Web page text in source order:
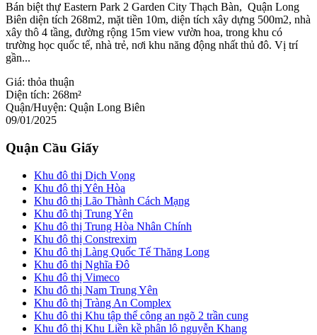
Bán biệt thự Eastern Park 2 Garden City Thạch Bàn, Quận Long
Biên diện tích 268m2, mặt tiền 10m, diện tích xây dựng 500m2, nhà
xây thô 4 tầng, đường rộng 15m view vườn hoa, trong khu có
trường học quốc tế, nhà trẻ, nơi khu năng động nhất thủ đô. Vị trí
gần...
Giá: thỏa thuận
Diện tích: 268m²
Quận/Huyện: Quận Long Biên
09/01/2025
Quận Cầu Giấy
Khu đô thị Dịch Vọng
Khu đô thị Yên Hòa
Khu đô thị Lão Thành Cách Mạng
Khu đô thị Trung Yên
Khu đô thị Trung Hòa Nhân Chính
Khu đô thị Constrexim
Khu đô thị Làng Quốc Tế Thăng Long
Khu đô thị Nghĩa Đô
Khu đô thị Vimeco
Khu đô thị Nam Trung Yên
Khu đô thị Tràng An Complex
Khu đô thị Khu tập thể công an ngõ 2 trần cung
Khu đô thị Khu Liền kề phân lô nguyễn Khang